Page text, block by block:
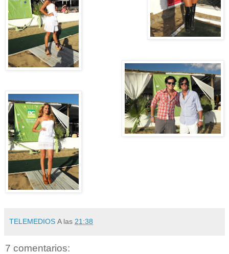
TELEMEDIOS A las 21:38
7 comentarios: